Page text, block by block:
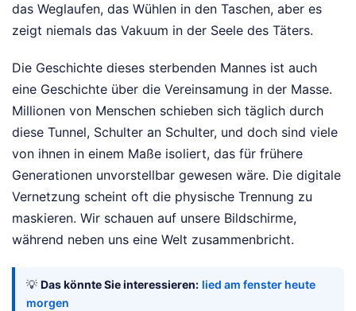
das Weglaufen, das Wühlen in den Taschen, aber es
zeigt niemals das Vakuum in der Seele des Täters.
Die Geschichte dieses sterbenden Mannes ist auch
eine Geschichte über die Vereinsamung in der Masse.
Millionen von Menschen schieben sich täglich durch
diese Tunnel, Schulter an Schulter, und doch sind viele
von ihnen in einem Maße isoliert, das für frühere
Generationen unvorstellbar gewesen wäre. Die digitale
Vernetzung scheint oft die physische Trennung zu
maskieren. Wir schauen auf unsere Bildschirme,
während neben uns eine Welt zusammenbricht.
💡 Das könnte Sie interessieren: lied am fenster heute
morgen